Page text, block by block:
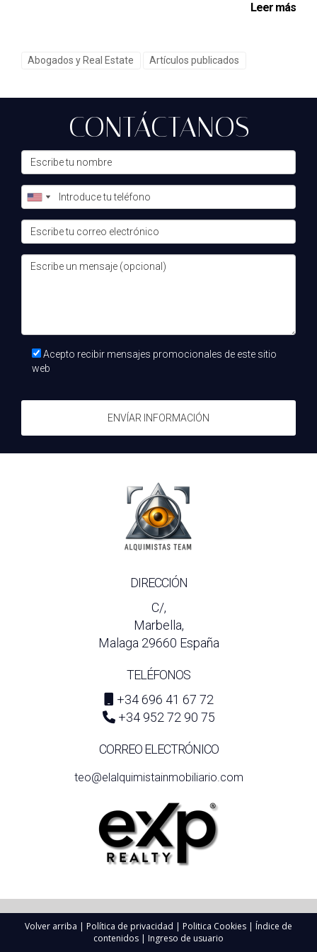
#HoldingInmobiliario #ExpansiónJurídica
Leer más
Abogados y Real Estate Artículos publicados
CONTÁCTANOS
Acepto recibir mensajes promocionales de este sitio
web
ENVÍAR INFORMACIÓN
DIRECCIÓN
C/,
Marbella,
Malaga 29660 España
TELÉFONOS
+34 696 41 67 72
+34 952 72 90 75
CORREO ELECTRÓNICO
teo@elalquimistainmobiliario.com
Volver arriba | Política de privacidad | Politica Cookies | Índice de
contenidos | Ingreso de usuario